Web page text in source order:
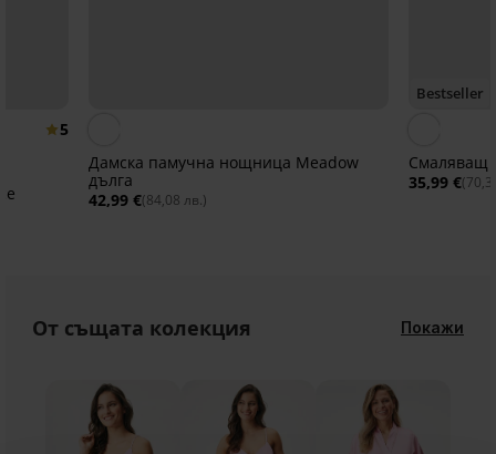
5
Дамска памучна нощница Meadow
дълга
42,99 €(84,08 лв.)
Bestseller
Смаляващ
35,99 €
От същата колекция Покажи